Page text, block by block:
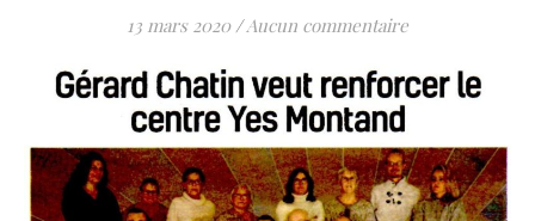
13 mars 2020 /Aucun commentaire